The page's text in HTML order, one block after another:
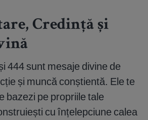
Credință și
444 sunt mesaje divine de
și muncă conștientă. Ele te
bazezi pe propriile tale
cu înțelepciune calea